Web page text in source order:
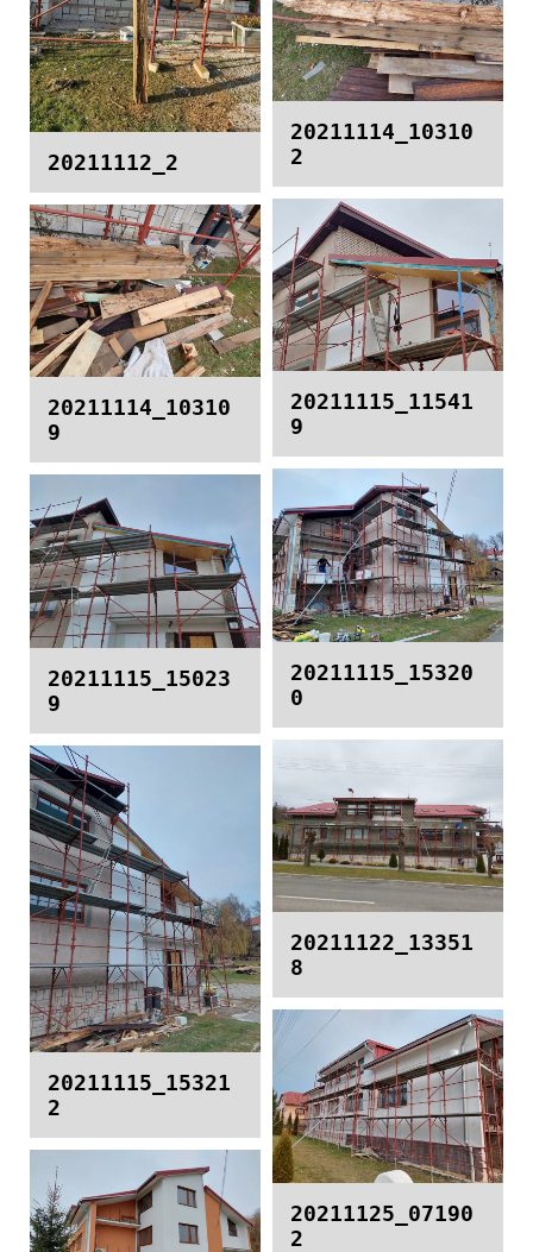
20211112_2
20211114_10310
9
20211115_15023
9
20211115_15321
2
20211114_10310
2
20211115_11541
9
20211115_15320
0
20211122_13351
8
20211125_07190
2